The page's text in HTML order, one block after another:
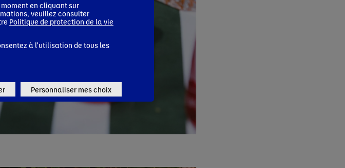
en cliquant sur
veuillez consulter
Politique de protection de la vie
à l'utilisation de tous les
Personnaliser mes choix